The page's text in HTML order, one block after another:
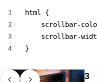
1
2
3
4
html {
scrollbar-
scrollbar-
}
3